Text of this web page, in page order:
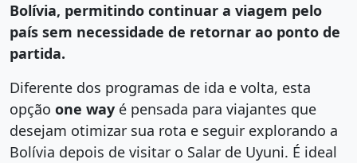
Bolívia, permitindo continuar a viagem pelo
país sem necessidade de retornar ao ponto de
partida.
Diferente dos programas de ida e volta, esta
opção one way é pensada para viajantes que
desejam otimizar sua rota e seguir explorando a
Bolívia depois de visitar o Salar de Uyuni. É ideal